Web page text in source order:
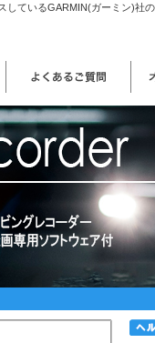
しているGARMIN(ガーミン)社